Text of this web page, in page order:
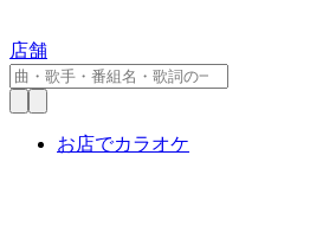
店舗
お店でカラオケ